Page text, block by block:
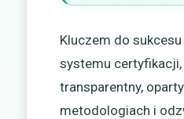
Kluczem do
systemu
transparentny,
metodologiach i